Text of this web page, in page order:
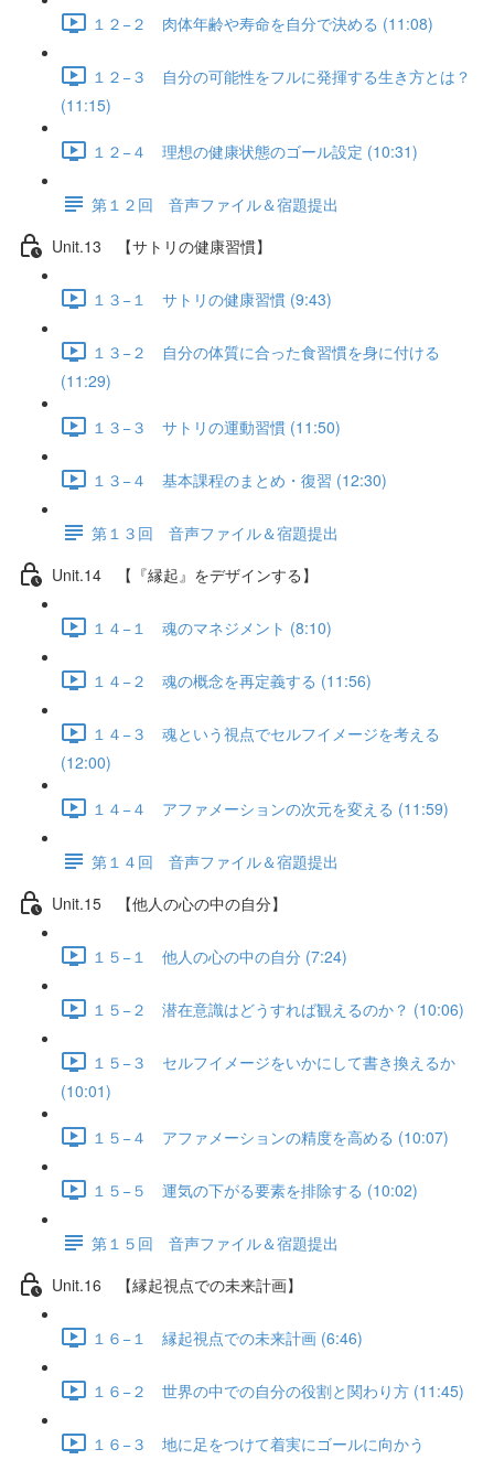
１２−２ 肉体年齢や寿命を自分で決める (11:08)
１２−３ 自分の可能性をフルに発揮する生き方とは？
(11:15)
１２−４ 理想の健康状態のゴール設定 (10:31)
第１２回 音声ファイル＆宿題提出
Unit.13 【サトリの健康習慣】
１３−１ サトリの健康習慣 (9:43)
１３−２ 自分の体質に合った食習慣を身に付ける
(11:29)
１３−３ サトリの運動習慣 (11:50)
１３−４ 基本課程のまとめ・復習 (12:30)
第１３回 音声ファイル＆宿題提出
Unit.14 【『縁起』をデザインする】
１４−１ 魂のマネジメント (8:10)
１４−２ 魂の概念を再定義する (11:56)
１４−３ 魂という視点でセルフイメージを考える
(12:00)
１４−４ アファメーションの次元を変える (11:59)
第１４回 音声ファイル＆宿題提出
Unit.15 【他人の心の中の自分】
１５−１ 他人の心の中の自分 (7:24)
１５−２ 潜在意識はどうすれば観えるのか？ (10:06)
１５−３ セルフイメージをいかにして書き換えるか
(10:01)
１５−４ アファメーションの精度を高める (10:07)
１５−５ 運気の下がる要素を排除する (10:02)
第１５回 音声ファイル＆宿題提出
Unit.16 【縁起視点での未来計画】
１６−１ 縁起視点での未来計画 (6:46)
１６−２ 世界の中での自分の役割と関わり方 (11:45)
１６−３ 地に足をつけて着実にゴールに向かう